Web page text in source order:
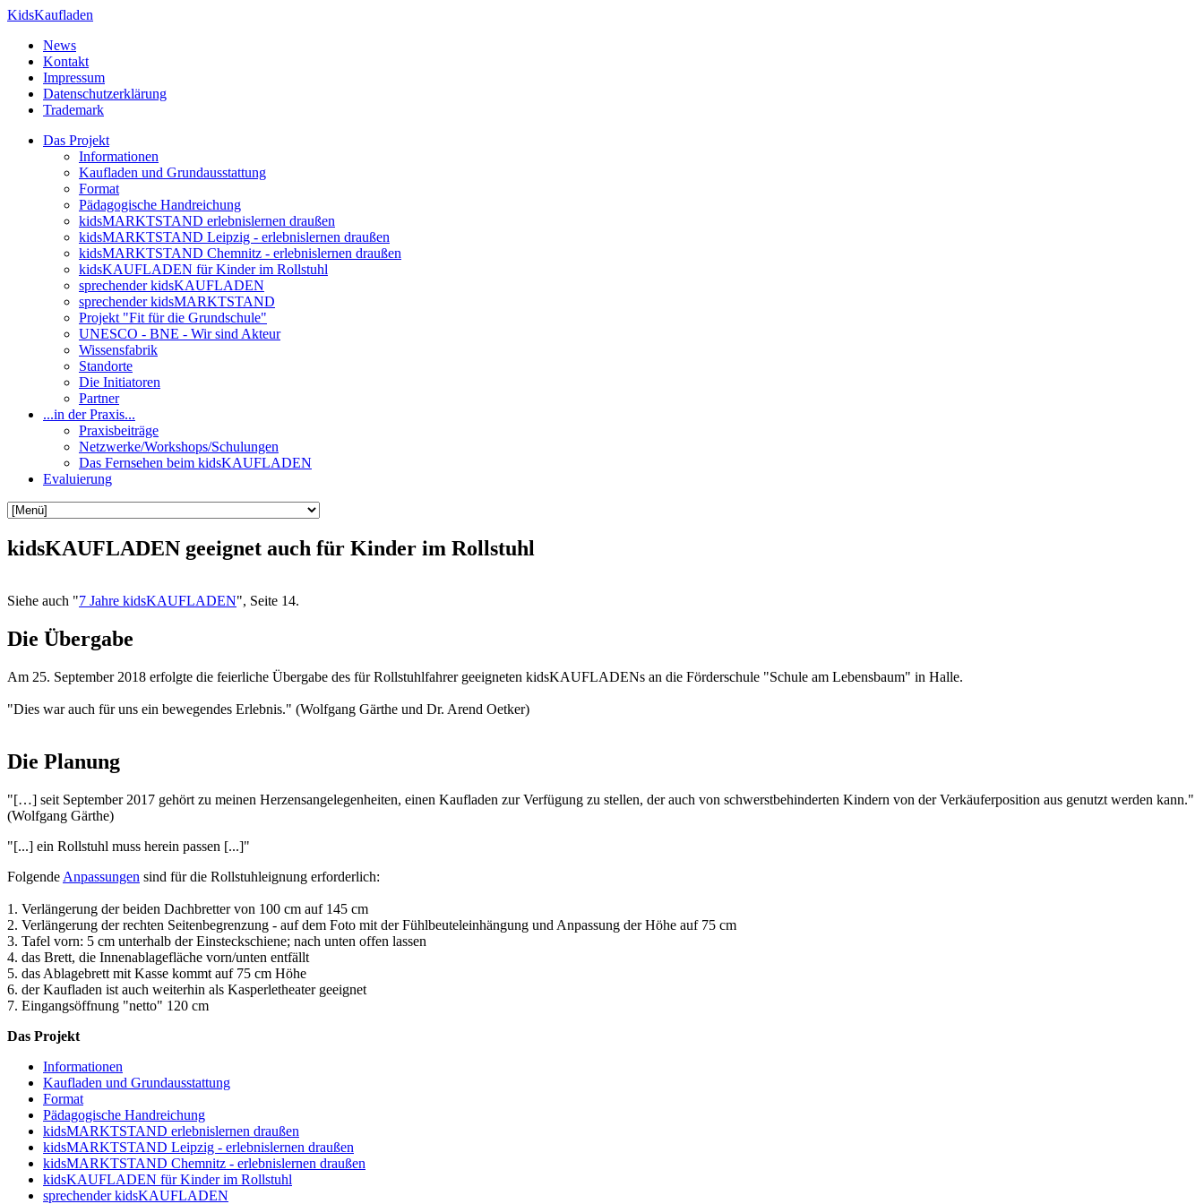
KidsKaufladen
News
Kontakt
Impressum
Datenschutzerklärung
Trademark
Das Projekt
Informationen
Kaufladen und Grundausstattung
Format
Pädagogische Handreichung
kidsMARKTSTAND erlebnislernen draußen
kidsMARKTSTAND Leipzig - erlebnislernen draußen
kidsMARKTSTAND Chemnitz - erlebnislernen draußen
kidsKAUFLADEN für Kinder im Rollstuhl
sprechender kidsKAUFLADEN
sprechender kidsMARKTSTAND
Projekt "Fit für die Grundschule"
UNESCO - BNE - Wir sind Akteur
Wissensfabrik
Standorte
Die Initiatoren
Partner
...in der Praxis...
Praxisbeiträge
Netzwerke/Workshops/Schulungen
Das Fernsehen beim kidsKAUFLADEN
Evaluierung
kidsKAUFLADEN geeignet auch für Kinder im Rollstuhl
Siehe auch "7 Jahre kidsKAUFLADEN", Seite 14.
Die Übergabe
Am 25. September 2018 erfolgte die feierliche Übergabe des für Rollstuhlfahrer geeigneten kidsKAUFLADENs an die Förderschule "Schule am Lebensbaum" in Halle.
"Dies war auch für uns ein bewegendes Erlebnis." (Wolfgang Gärthe und Dr. Arend Oetker)
Die Planung
"[…] seit September 2017 gehört zu meinen Herzensangelegenheiten, einen Kaufladen zur Verfügung zu stellen, der auch von schwerstbehinderten Kindern von der Verkäuferposition aus genutzt werden kann."
(Wolfgang Gärthe)
"[...] ein Rollstuhl muss herein passen [...]"
Folgende Anpassungen sind für die Rollstuhleignung erforderlich:
1. Verlängerung der beiden Dachbretter von 100 cm auf 145 cm
2. Verlängerung der rechten Seitenbegrenzung - auf dem Foto mit der Fühlbeuteleinhängung und Anpassung der Höhe auf 75 cm
3. Tafel vorn: 5 cm unterhalb der Einsteckschiene; nach unten offen lassen
4. das Brett, die Innenablagefläche vorn/unten entfällt
5. das Ablagebrett mit Kasse kommt auf 75 cm Höhe
6. der Kaufladen ist auch weiterhin als Kasperletheater geeignet
7. Eingangsöffnung "netto" 120 cm
Das Projekt
Informationen
Kaufladen und Grundausstattung
Format
Pädagogische Handreichung
kidsMARKTSTAND erlebnislernen draußen
kidsMARKTSTAND Leipzig - erlebnislernen draußen
kidsMARKTSTAND Chemnitz - erlebnislernen draußen
kidsKAUFLADEN für Kinder im Rollstuhl
sprechender kidsKAUFLADEN